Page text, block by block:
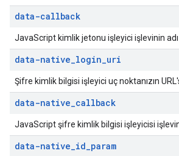
data-callback
JavaScript kimlik jetonu işleyici işlevinin adı
data-native_login_uri
Şifre kimlik bilgisi işleyici uç noktanızın
data-native_callback
JavaScript şifre kimlik bilgisi işleyicisi
data-native_id_param